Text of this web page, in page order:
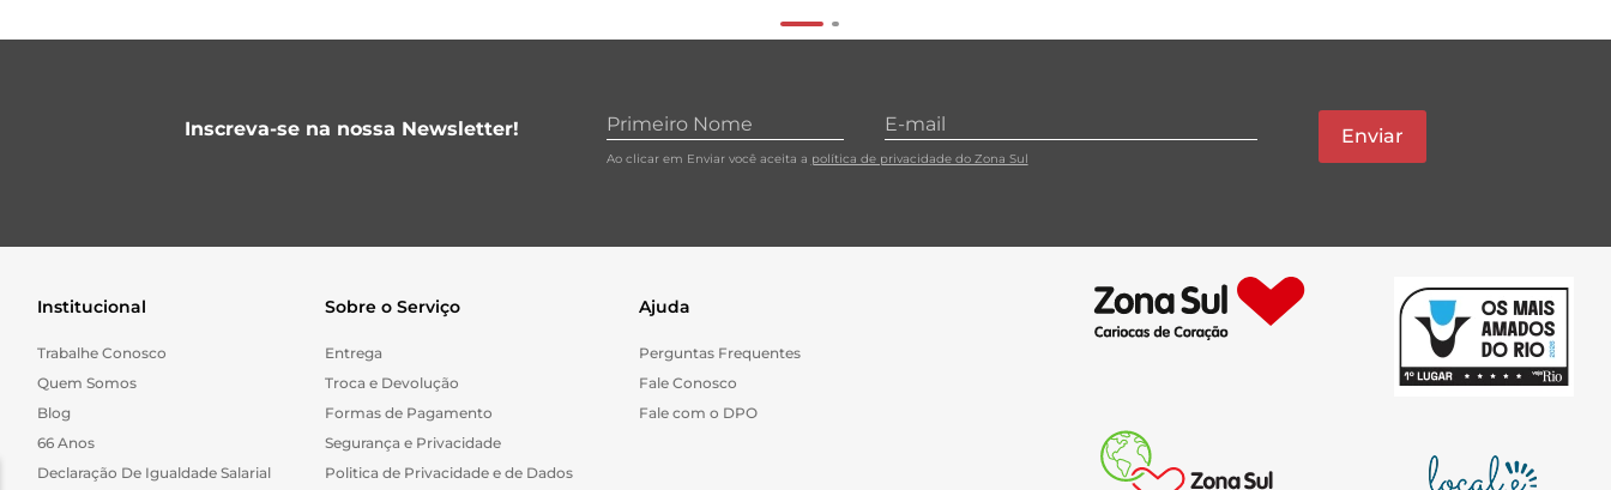
Inscreva-se na nossa Newsletter!
Ao clicar em Enviar você aceita a política de privacidade do Zona Sul
Enviar
Institucional
Trabalhe Conosco
Quem Somos
Blog
66 Anos
Declaração De Igualdade Salarial
Sobre o Serviço
Entrega
Troca e Devolução
Formas de Pagamento
Segurança e Privacidade
Politica de Privacidade e de Dados
Ajuda
Perguntas Frequentes
Fale Conosco
Fale com o DPO